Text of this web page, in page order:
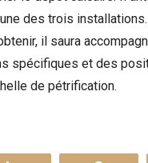
des trois
il saura
spécifiques et des
de pétrification.